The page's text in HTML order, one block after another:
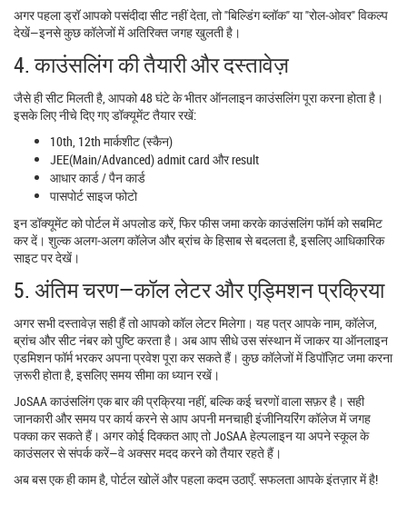
अगर पहला ड्रॉ आपको पसंदीदा सीट नहीं देता, तो "बिल्डिंग ब्लॉक" या "रोल‑ओवर" विकल्प
देखें—इनसे कुछ कॉलेजों में अतिरिक्त जगह खुलती है।
4. काउंसलिंग की तैयारी और दस्तावेज़
जैसे ही सीट मिलती है, आपको 48 घंटे के भीतर ऑनलाइन काउंसलिंग पूरा करना होता है।
इसके लिए नीचे दिए गए डॉक्यूमेंट तैयार रखें:
10th, 12th मार्कशीट (स्कैन)
JEE(Main/Advanced) admit card और result
आधार कार्ड / पैन कार्ड
पासपोर्ट साइज फोटो
इन डॉक्यूमेंट को पोर्टल में अपलोड करें, फिर फीस जमा करके काउंसलिंग फॉर्म को सबमिट
कर दें। शुल्क अलग‑अलग कॉलेज और ब्रांच के हिसाब से बदलता है, इसलिए आधिकारिक
साइट पर देखें।
5. अंतिम चरण—कॉल लेटर और एड्मिशन प्रक्रिया
अगर सभी दस्तावेज़ सही हैं तो आपको कॉल लेटर मिलेगा। यह पत्र आपके नाम, कॉलेज,
ब्रांच और सीट नंबर को पुष्टि करता है। अब आप सीधे उस संस्थान में जाकर या ऑनलाइन
एडमिशन फॉर्म भरकर अपना प्रवेश पूरा कर सकते हैं। कुछ कॉलेजों में डिपॉज़िट जमा करना
ज़रूरी होता है, इसलिए समय सीमा का ध्यान रखें।
JoSAA काउंसलिंग एक बार की प्रक्रिया नहीं, बल्कि कई चरणों वाला सफ़र है। सही
जानकारी और समय पर कार्य करने से आप अपनी मनचाही इंजीनियरिंग कॉलेज में जगह
पक्का कर सकते हैं। अगर कोई दिक्कत आए तो JoSAA हेल्पलाइन या अपने स्कूल के
काउंसलर से संपर्क करें—वे अक्सर मदद करने को तैयार रहते हैं।
अब बस एक ही काम है, पोर्टल खोलें और पहला कदम उठाएँ. सफलता आपके इंतज़ार में है!